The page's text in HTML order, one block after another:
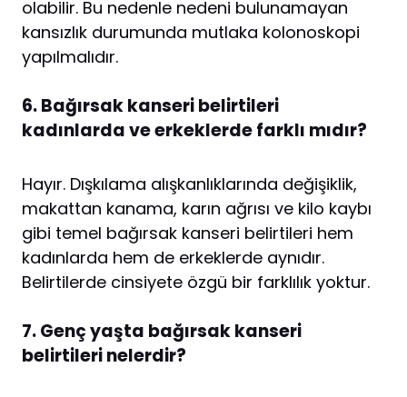
olabilir. Bu nedenle nedeni bulunamayan
kansızlık durumunda mutlaka kolonoskopi
yapılmalıdır.
6. Bağırsak kanseri belirtileri
kadınlarda ve erkeklerde farklı mıdır?
Hayır. Dışkılama alışkanlıklarında değişiklik,
makattan kanama, karın ağrısı ve kilo kaybı
gibi temel bağırsak kanseri belirtileri hem
kadınlarda hem de erkeklerde aynıdır.
Belirtilerde cinsiyete özgü bir farklılık yoktur.
7. Genç yaşta bağırsak kanseri
belirtileri nelerdir?